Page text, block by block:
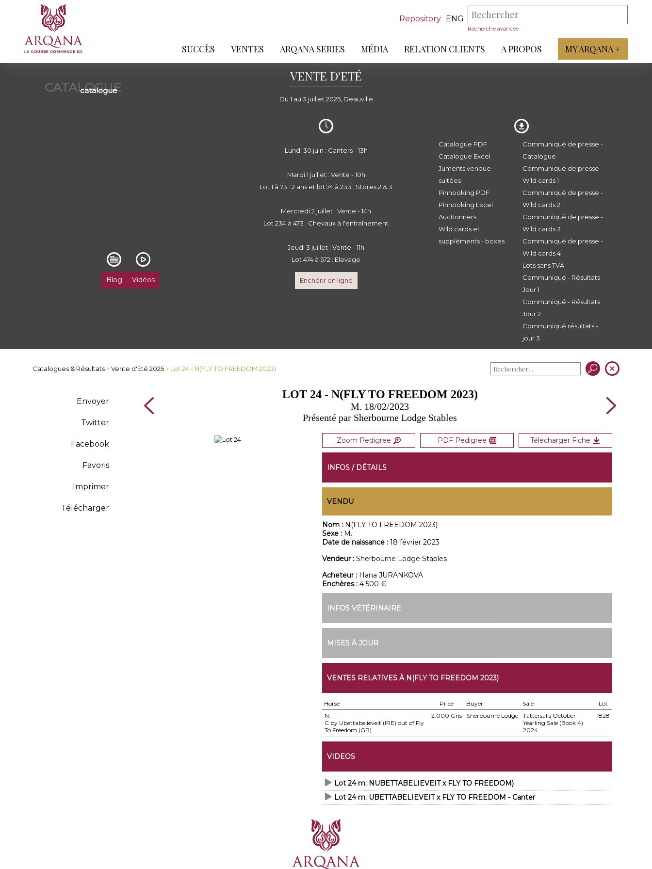
Repository ENG
Recherche avancée
SUCCÈS VENTES ARQANA SERIES MÉDIA RELATION CLIENTS A PROPOS MY ARQANA +
CATALOGUE
catalogue
VENTE D'ETÉ
Du 1 au 3 juillet 2025, Deauville
Blog Vidéos
Lundi 30 juin : Canters - 13h
Mardi 1 juillet : Vente - 10h
Lot 1 à 73 : 2 ans et lot 74 à 233 : Stores 2 & 3
Mercredi 2 juillet : Vente - 14h
Lot 234 à 473 : Chevaux à l'entraînement
Jeudi 3 juillet : Vente - 11h
Lot 474 à 572 : Elevage
Enchérir en ligne
Catalogue PDF
Catalogue Excel
Juments vendue
suitées
Pinhooking PDF
Pinhooking Excel
Auctionners
Wild cards et
suppléments - boxes
Communiqué de presse -
Catalogue
Communiqué de presse -
Wild cards 1
Communiqué de presse -
Wild cards 2
Communiqué de presse -
Wild cards 3
Communiqué de presse -
Wild cards 4
Lots sans TVA
Communiqué - Résultats
Jour 1
Communiqué - Résultats
Jour 2
Communiqué résultats -
jour 3
Catalogues & Résultats >Vente d'Eté 2025 > Lot 24 - N(FLY TO FREEDOM 2023)
Envoyer
Twitter
Facebook
Favoris
Imprimer
Télécharger
LOT 24 - N(FLY TO FREEDOM 2023)
M. 18/02/2023
Présenté par Sherbourne Lodge Stables
Zoom Pedigree PDF Pedigree Télécharger Fiche
INFOS / DÉTAILS
VENDU
Nom : N(FLY TO FREEDOM 2023)
Sexe : M.
Date de naissance : 18 février 2023
Vendeur : Sherbourne Lodge Stables
Acheteur : Hana JURANKOVA
Enchères : 4 500 €
INFOS VÉTÉRINAIRE
MISES À JOUR
VENTES RELATIVES À N(FLY TO FREEDOM 2023)
Horse Price Buyer Sale
Lot
N.
C by Ubettabelieveit (IRE) out of Fly
To Freedom (GB)
2.000 Gns Sherbourne Lodge
Tattersalls October
Yearling Sale (Book 4)
2024
1828
VIDEOS
Lot 24 m. NUBETTABELIEVEIT x FLY TO FREEDOM)
Lot 24 m. UBETTABELIEVEIT x FLY TO FREEDOM - Canter